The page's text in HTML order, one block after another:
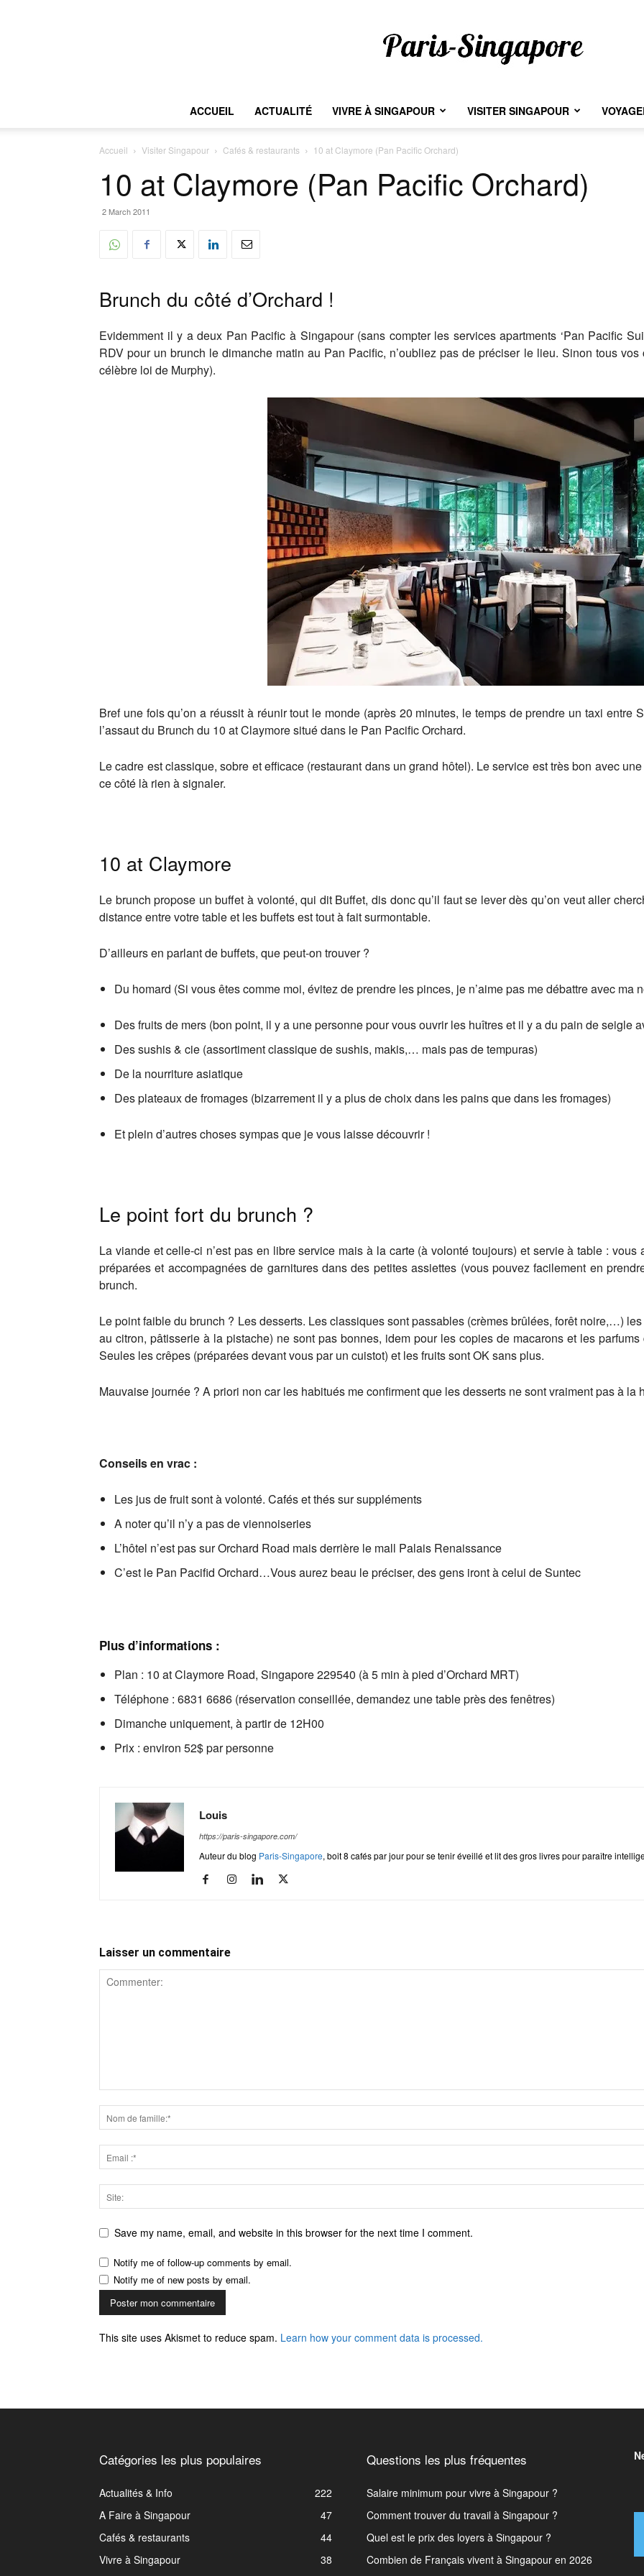
Paris-
ACCUEIL ACTUALITÉ VIVRE À SINGAPOUR VISITER SINGAPOUR
Accueil Visiter Singapour Cafés & restaurants 10 at Claymore (Pan Pacific Orchard)
10 at Claymore (Pan Pacific Orchard)
2 March 2011
Brunch du côté d’Orchard !
Evidemment il y a deux Pan Pacific à Singapour (sans compter les services apartments ‘Pan Pacific
RDV pour un brunch le dimanche matin au Pan Pacific, n’oubliez pas de préciser le lieu. Sinon tous
célèbre loi de Murphy).
Bref une fois qu’on a réussit à réunir tout le monde (après 20 minutes, le temps de prendre un taxi entre
l’assaut du Brunch du 10 at Claymore situé dans le Pan Pacific Orchard.
Le cadre est classique, sobre et efficace (restaurant dans un grand hôtel). Le service est très bon avec
ce côté là rien à signaler.
10 at Claymore
Le brunch propose un buffet à volonté, qui dit Buffet, dis donc qu’il faut se lever dès qu’on veut aller
distance entre votre table et les buffets est tout à fait surmontable.
D’ailleurs en parlant de buffets, que peut-on trouver ?
Du homard (Si vous êtes comme moi, évitez de prendre les pinces, je n’aime pas me débattre avec ma
Des fruits de mers (bon point, il y a une personne pour vous ouvrir les huîtres et il y a du pain de seigle
Des sushis & cie (assortiment classique de sushis, makis,… mais pas de tempuras)
De la nourriture asiatique
Des plateaux de fromages (bizarrement il y a plus de choix dans les pains que dans les fromages)
Et plein d’autres choses sympas que je vous laisse découvrir !
Le point fort du brunch ?
La viande et celle-ci n’est pas en libre service mais à la carte (à volonté toujours) et servie à table :
préparées et accompagnées de garnitures dans des petites assiettes (vous pouvez facilement en
brunch.
Le point faible du brunch ? Les desserts. Les classiques sont passables (crèmes brûlées, forêt noire,…)
au citron, pâtisserie à la pistache) ne sont pas bonnes, idem pour les copies de macarons et les
Seules les crêpes (préparées devant vous par un cuistot) et les fruits sont OK sans plus.
Mauvaise journée ? A priori non car les habitués me confirment que les desserts ne sont vraiment pas à la
Conseils en vrac :
Les jus de fruit sont à volonté. Cafés et thés sur suppléments
A noter qu’il n’y a pas de viennoiseries
L’hôtel n’est pas sur Orchard Road mais derrière le mall Palais Renaissance
C’est le Pan Pacifid Orchard…Vous aurez beau le préciser, des gens iront à celui de Suntec
Plus d’informations :
Plan : 10 at Claymore Road, Singapore 229540 (à 5 min à pied d’Orchard MRT)
Téléphone : 6831 6686 (réservation conseillée, demandez une table près des fenêtres)
Dimanche uniquement, à partir de 12H00
Prix : environ 52$ par personne
Louis
https://paris-singapore.com/
Auteur du blog Paris-Singapore, boit 8 cafés par jour pour se tenir éveillé et lit des gros livres pour paraître
Laisser un commentaire
Save my name, email, and website in this browser for the next time I comment.
Notify me of follow-up comments by email.
Notify me of new posts by email.
This site uses Akismet to reduce spam. Learn how your comment data is processed.
Catégories les plus populaires
Actualités & Info
222
A Faire à Singapour
47
Cafés & restaurants
44
Vivre à Singapour
38
Questions les plus fréquentes
Salaire minimum pour vivre à Singapour ?
Comment trouver du travail à Singapour ?
Quel est le prix des loyers à Singapour ?
Combien de Français vivent à Singapour en 2026